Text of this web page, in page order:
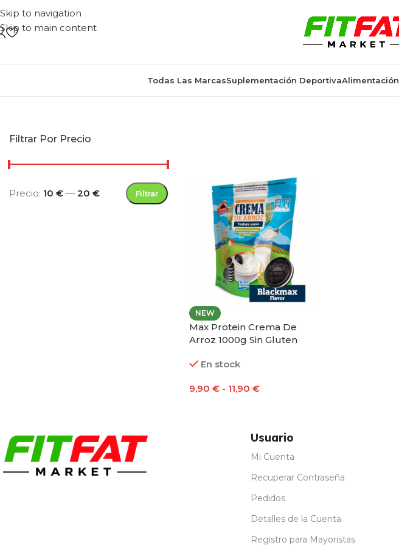
Skip to navigation
Skip to main content
Todas Las MarcasSuplementación DeportivaAlimentación
Filtrar Por Precio
Filtrar
Precio: 10 € — 20 €
NEW
Max Protein Crema De
Arroz 1000g Sin Gluten
En stock
9,90 € - 11,90 €
Usuario
Mi Cuenta
Recuperar Contraseña
Pedidos
Detalles de la Cuenta
Registro para Mayoristas